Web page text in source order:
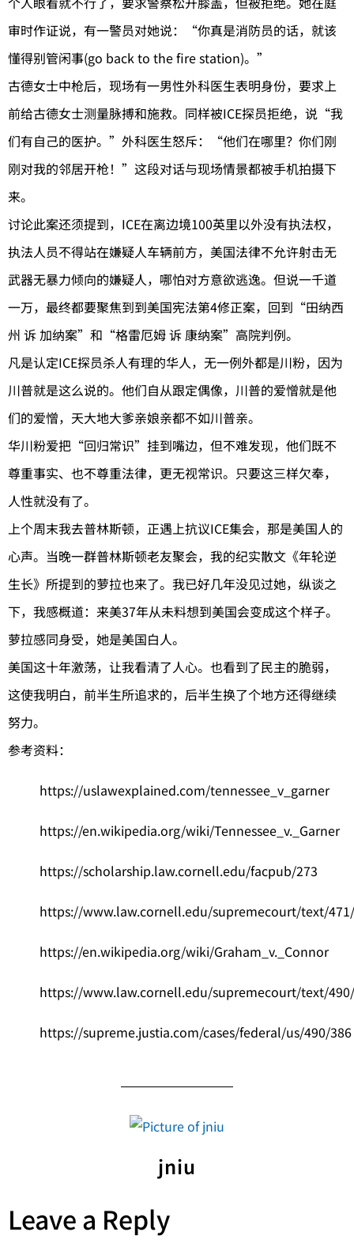
审时作证说，有一警员对她说：“你真是消防员的话，就该
懂得别管闲事(go back to the fire station)。”
古德女士中枪后，现场有一男性外科医生表明身份，要求上
前给古德女士测量脉搏和施救。同样被ICE探员拒绝，说“我
们有自己的医护。”外科医生怒斥：“他们在哪里？你们刚
刚对我的邻居开枪！”这段对话与现场情景都被手机拍摄下
来。
讨论此案还须提到，ICE在离边境100英里以外没有执法权，
执法人员不得站在嫌疑人车辆前方，美国法律不允许射击无
武器无暴力倾向的嫌疑人，哪怕对方意欲逃逸。但说一千道
一万，最终都要聚焦到到美国宪法第4修正案，回到“田纳西
州 诉 加纳案”和“格雷厄姆 诉 康纳案”高院判例。
凡是认定ICE探员杀人有理的华人，无一例外都是川粉，因为
川普就是这么说的。他们自从跟定偶像，川普的爱憎就是他
们的爱憎，天大地大爹亲娘亲都不如川普亲。
华川粉爱把“回归常识”挂到嘴边，但不难发现，他们既不
尊重事实、也不尊重法律，更无视常识。只要这三样欠奉，
人性就没有了。
上个周末我去普林斯顿，正遇上抗议ICE集会，那是美国人的
心声。当晚一群普林斯顿老友聚会，我的纪实散文《年轮逆
生长》所提到的萝拉也来了。我已好几年没见过她，纵谈之
下，我感概道：来美37年从未料想到美国会变成这个样子。
萝拉感同身受，她是美国白人。
美国这十年激荡，让我看清了人心。也看到了民主的脆弱，
这使我明白，前半生所追求的，后半生换了个地方还得继续
努力。
参考资料：
https://uslawexplained.com/tennessee_v_garner
https://en.wikipedia.org/wiki/Tennessee_v._Garner
https://scholarship.law.cornell.edu/facpub/273
https://www.law.cornell.edu/supremecourt/text/
https://en.wikipedia.org/wiki/Graham_v._Connor
https://www.law.cornell.edu/supremecourt/text/
https://supreme.justia.com/cases/federal/us/490/386
jniu
Leave a Reply